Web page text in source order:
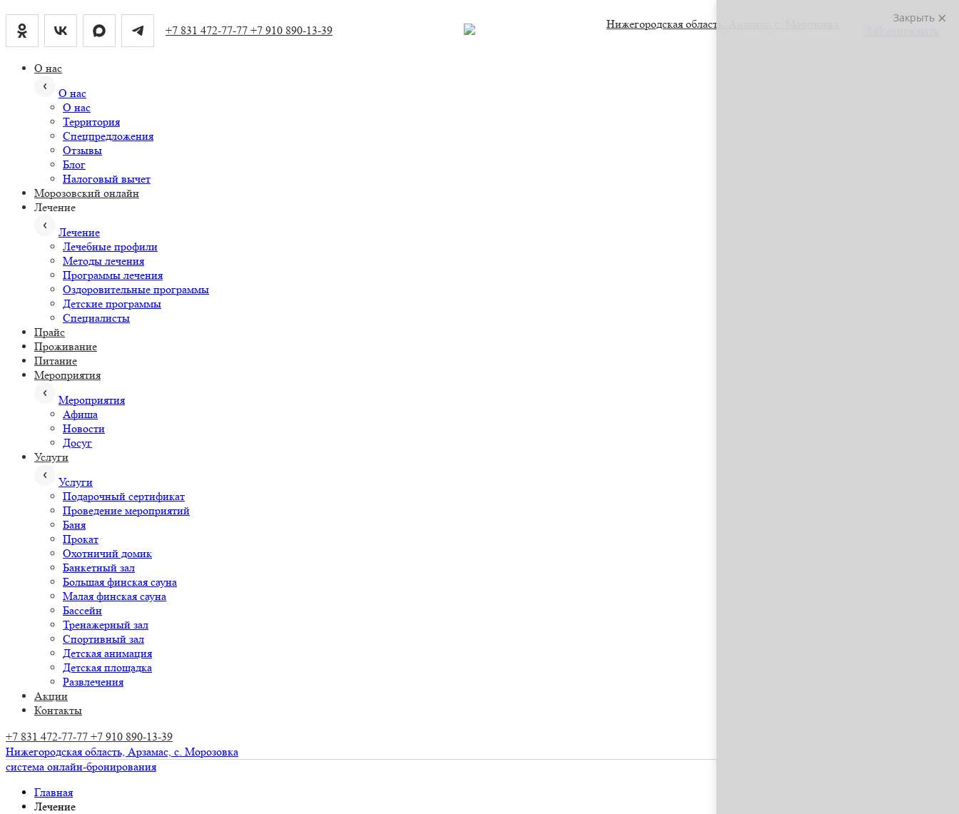
+7 831 472-77-77 +7 910 890-13-39 Нижегородская область,
О нас
О нас
О нас
Территория
Спецпредложения
Отзывы
Блог
Налоговый вычет
Морозовский онлайн
Лечение
Лечение
Лечебные профили
Методы лечения
Программы лечения
Оздоровительные программы
Детские программы
Специалисты
Прайс
Проживание
Питание
Мероприятия
Мероприятия
Афиша
Новости
Досуг
Услуги
Услуги
Подарочный сертификат
Проведение мероприятий
Баня
Прокат
Охотничий домик
Банкетный зал
Большая финская сауна
Малая финская сауна
Бассейн
Тренажерный зал
Спортивный зал
Детская анимация
Детская площадка
Развлечения
Акции
Контакты
+7 831 472-77-77 +7 910 890-13-39
Нижегородская область, Арзамас, с. Морозовка
система онлайн-бронирования
Главная
Лечение
Закрыть